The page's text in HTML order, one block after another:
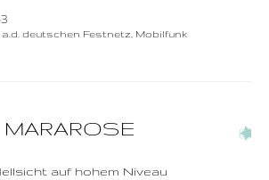
a.d. deutschen Festnetz, Mobilfunk
MARAROSE (8)
auf hohem Niveau